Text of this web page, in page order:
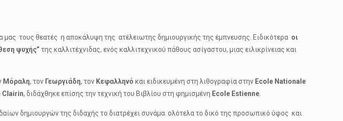
μας τους θεατές η αποκάλυψη της ατέλειωτης δημιουργικής της έμπνευσης. Ειδικότερα οι
ψυχής” της καλλιτέχνιδας, ενός καλλιτεχνικού πάθους ασίγαστου, μιας ειλικρίνειας και
Μόραλη, τον Γεωργιάδη, τον Κεφαλληνό και ειδικευμένη στη λιθογραφία στην Ecole Nationale
Clairin, διδάχθηκε επίσης την τεχνική του Βιβλίου στη φημισμένη Ecole Estienne
δημιουργών της διδαχής το διατρέχει συνάμα ολότελα το δικό της προσωπικό ύφος και